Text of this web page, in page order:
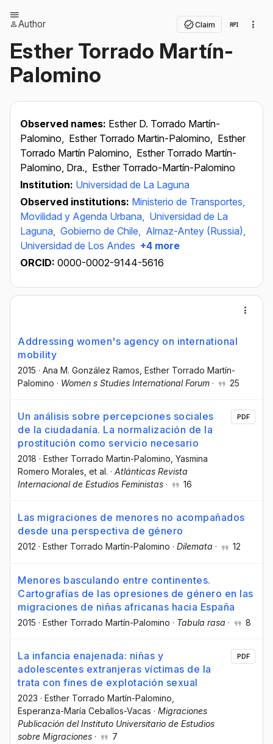
Author Claim
Esther Torrado Martín-
Palomino
Observed names: Esther D. Torrado Martín-
Palomino, Esther Torrado Martin-Palomino, Esther
Torrado Martín Palomino, Esther Torrado Martín-
Palomino, Dra., Esther Torrado-Martín-Palomino
Institution: Universidad de La Laguna
Observed institutions: Ministerio de Transportes,
Movilidad y Agenda Urbana, Universidad de La
Laguna, Gobierno de Chile, Almaz-Antey (Russia),
Universidad de Los Andes +4 more
ORCID: 0000-0002-9144-5616
Addressing women's agency on international
mobility
2015 · Ana M. González Ramos , Esther Torrado Martín-
Palomino · Women s Studies International Forum · 25
Un análisis sobre percepciones sociales
de la ciudadanía. La normalización de la
prostitución como servicio necesario
2018 · Esther Torrado Martin-Palomino , Yasmina
Romero Morales , et al. · Atlánticas Revista
Internacional de Estudios Feministas · 16
PDF
Las migraciones de menores no acompañados
desde una perspectiva de género
2012 · Esther Torrado Martín-Palomino · Dilemata · 12
Menores basculando entre continentes.
Cartografías de las opresiones de género en las
migraciones de niñas africanas hacia España
2015 · Esther Torrado Martín-Palomino · Tabula rasa · 8
La infancia enajenada: niñas y
adolescentes extranjeras víctimas de la
trata con fines de explotación sexual
2023 · Esther Torrado Martín-Palomino
Esperanza-María Ceballos-Vacas · Migraciones
Publicación del Instituto Universitario de Estudios
sobre Migraciones · 7
PDF